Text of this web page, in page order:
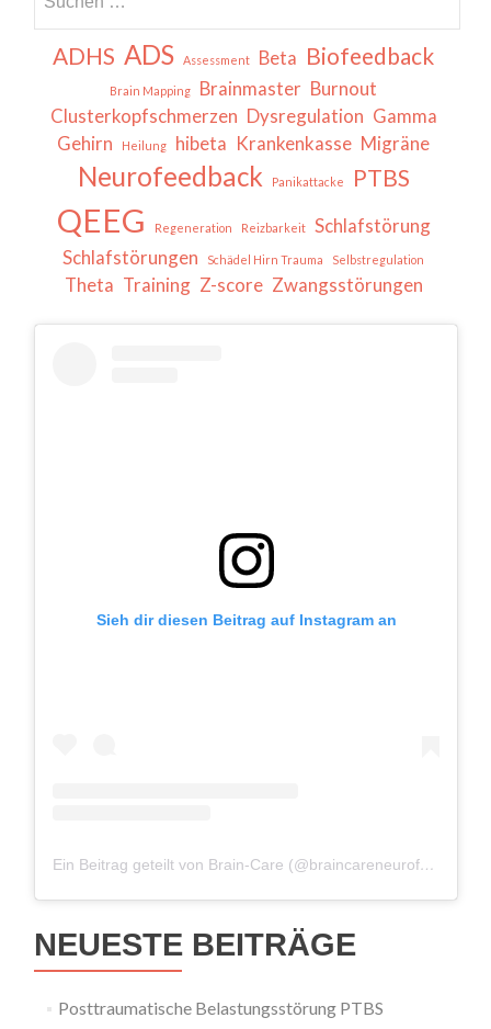
nach:
ADHS ADS Assessment Beta Biofeedback
Brain Mapping Brainmaster Burnout
Clusterkopfschmerzen Dysregulation Gamma
Gehirn
Heilung hibeta Krankenkasse Migräne
Neurofeedback Panikattacke PTBS
QEEG Regeneration Reizbarkeit
Schlafstörung
Schlafstörungen
Schädel Hirn Trauma Selbstregulation
Theta Training Z-score Zwangsstörungen
Sieh dir diesen Beitrag auf Instagram an
Ein Beitrag geteilt von Brain-Care (@braincareneurofeedback)
NEUESTE BEITRÄGE
Posttraumatische Belastungsstörung PTBS